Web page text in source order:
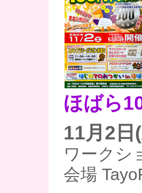
ほばら
11月2日
ワークシ
会場